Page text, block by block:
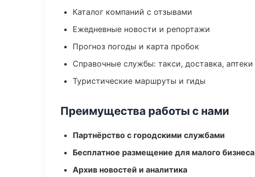
Каталог компаний с отзывами
Ежедневные новости и репортажи
Прогноз погоды и карта пробок
Справочные службы: такси, доставка, аптеки
Туристические маршруты и гиды
Преимущества работы с нами
Партнёрство с городскими службами
Бесплатное размещение для малого бизнеса
Архив новостей и аналитика